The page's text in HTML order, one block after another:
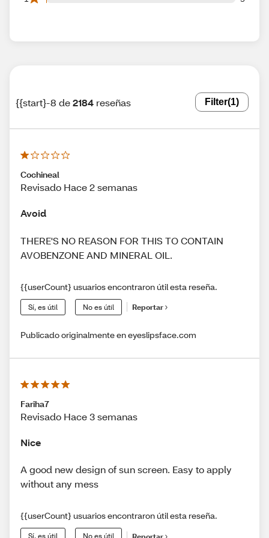
{{start}-8 de2184 reseñas Filter(1)
Cochineal
Revisado Hace 2 semanas
Avoid
THERE'S NO REASON FOR THIS TO CONTAIN
AVOBENZONE AND MINERAL OIL.
{{userCount} usuarios encontraron útil esta reseña.
Sí, es útil No es útil Reportar
Publicado originalmente en eyeslipsface.com
Fariha7
Revisado Hace 3 semanas
Nice
A good new design of sun screen. Easy to apply
without any mess
{{userCount} usuarios encontraron útil esta reseña.
Sí, es útil No es útil